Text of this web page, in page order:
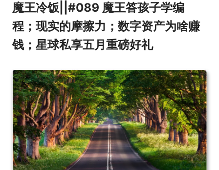
魔王冷饭||#089 魔王答孩子学编
程；现实的摩擦力；数字资产为啥赚
钱；星球私享五月重磅好礼